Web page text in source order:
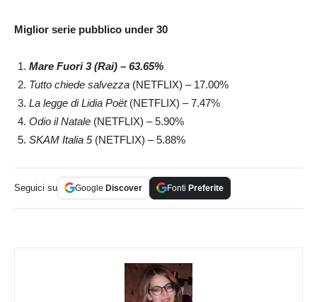
Miglior serie pubblico under 30
Mare Fuori 3 (Rai) – 63.65%
Tutto chiede salvezza (NETFLIX) – 17.00%
La legge di Lidia Poët (NETFLIX) – 7.47%
Odio il Natale (NETFLIX) – 5.90%
SKAM Italia 5 (NETFLIX) – 5.88%
Seguici su Google Discover Fonti Preferite